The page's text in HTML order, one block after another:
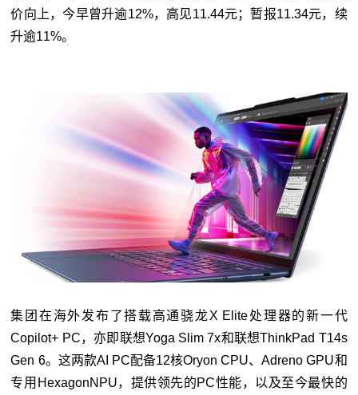
价向上，今早曾升逾12%，高见11.44元；暂报11.34元，续
升逾11%。
集团在海外发布了搭载高通骁龙X Elite处理器的新一代
Copilot+ PC，亦即联想Yoga Slim 7x和联想ThinkPad T14s
Gen 6。这两款AI PC配备12核Oryon CPU、Adreno GPU和
专用HexagonNPU，提供领先的PC性能，以及至今最快的